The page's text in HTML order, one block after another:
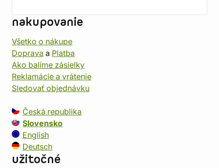
nakupovanie
Všetko o nákupe
Doprava a Platba
Ako balíme zásielky
Reklamácie a vrátenie
Sledovať objednávku
Česká republika
Slovensko
English
Deutsch
užitočné